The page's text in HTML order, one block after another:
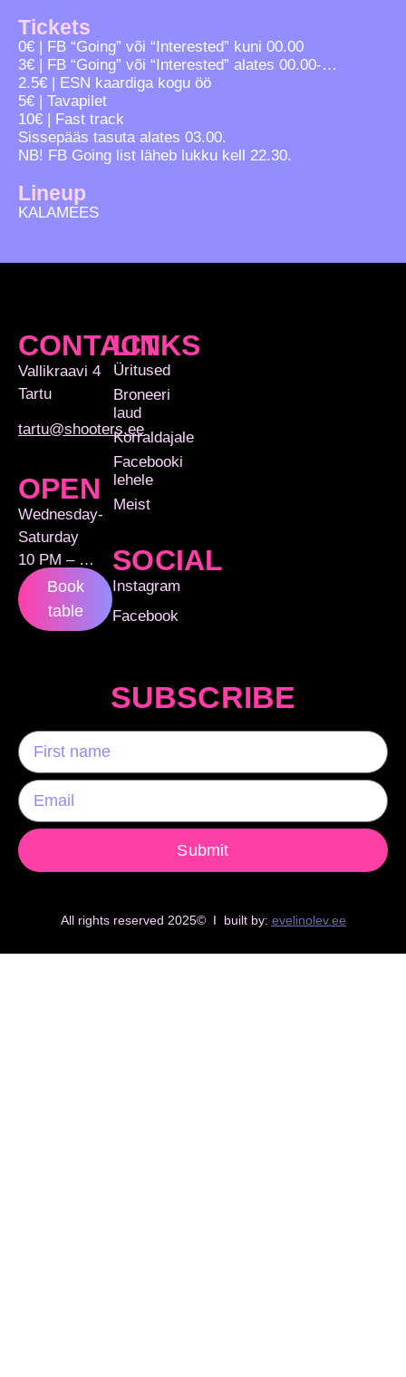
Tickets
0€ | FB “Going” või “Interested” kuni 00.00
3€ | FB “Going” või “Interested” alates 00.00-…
2.5€ | ESN kaardiga kogu öö
5€ | Tavapilet
10€ | Fast track
Sissepääs tasuta alates 03.00.
NB! FB Going list läheb lukku kell 22.30.
Lineup
KALAMEES
CONTACT
Vallikraavi 4
Tartu
tartu@shooters.ee
OPEN
Wednesday-
Saturday
10 PM – …
Book
table
LINKS
Üritused
Broneeri
laud
Korraldajale
Facebooki
lehele
Meist
SOCIAL
Instagram
Facebook
SUBSCRIBE
Submit
All rights reserved 2025© I built by: evelinolev.ee